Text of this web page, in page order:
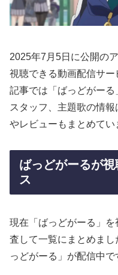
2025年7月5日に公開の
視聴できる動画配信サ
記事では「ばっどがーる
スタッフ、主題歌の情
やレビューもまとめてい
ばっどがーるが
ス
現在「ばっどがーる」
査して一覧にまとめま
っどがーる」が配信中で